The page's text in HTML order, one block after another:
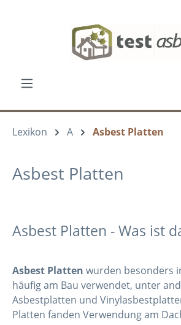
Lexikon A Asbest Platten
Asbest Platten
Asbest Platten - Was ist
Asbest Platten wurden besonders
häufig am Bau verwendet, unter
Asbestplatten und
Platten fanden Verwendung am